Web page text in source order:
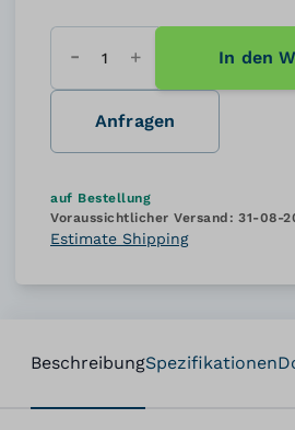
Menge In den
Anfragen
auf Bestellung
Voraussichtlicher Versand: 31-08-
Estimate Shipping
BeschreibungSpezifikationen